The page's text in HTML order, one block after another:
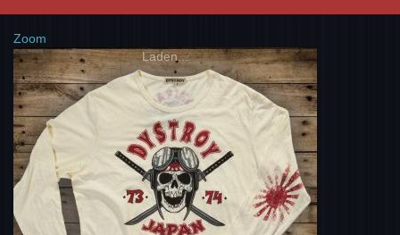
Zoom
Laden...